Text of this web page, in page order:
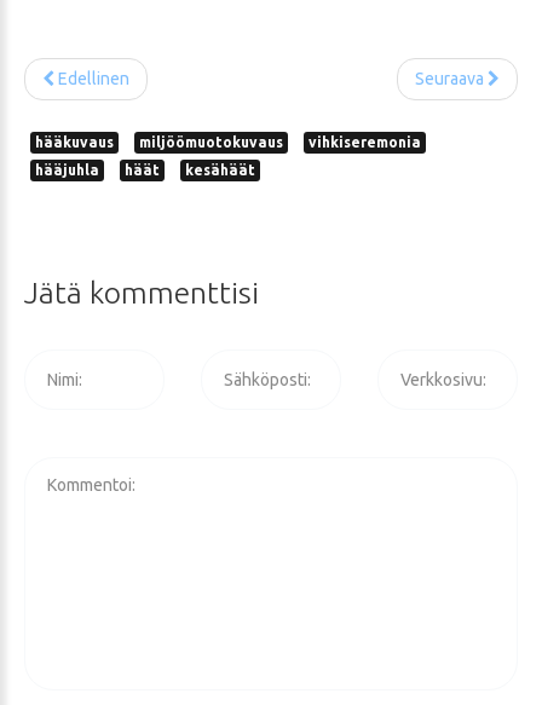
Edellinen Seuraava
hääkuvaus miljöömuotokuvaus
vihkiseremonia
hääjuhla
häät kesähäät
Jätä kommenttisi